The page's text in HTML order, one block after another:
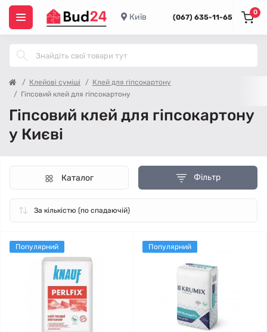
Київ (067) 635-11-65
0
Клейові суміші
Клей для гіпсокартону
Гіпсовий клей для гіпсокартону
Гіпсовий клей для гіпсокартону
у Києві
Фільтр
Каталог
Популярний Популярний